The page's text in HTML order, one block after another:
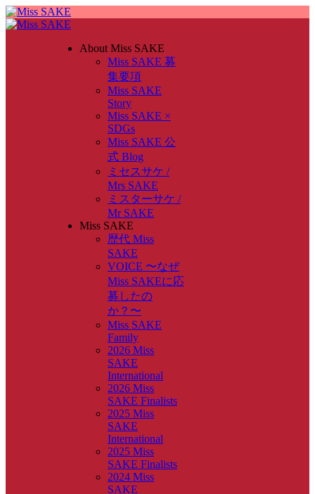
About Miss SAKE
Miss SAKE 募
集要項
Miss SAKE
Story
Miss SAKE ×
SDGs
Miss SAKE 公
式 Blog
ミセスサケ /
Mrs SAKE
ミスターサケ /
Mr SAKE
Miss SAKE
歴代 Miss
SAKE
VOICE 〜なぜ
Miss SAKEに応
募したの
か？〜
Miss SAKE
Family
2026 Miss
SAKE
International
2026 Miss
SAKE Finalists
2025 Miss
SAKE
International
2025 Miss
SAKE Finalists
2024 Miss
SAKE